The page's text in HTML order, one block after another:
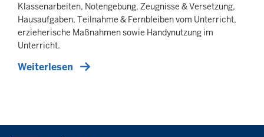
Klassenarbeiten, Notengebung, Zeugnisse & Versetzung,
Hausaufgaben, Teilnahme & Fernbleiben vom Unterricht,
erzieherische Maßnahmen sowie Handynutzung im
Unterricht.
Weiterlesen